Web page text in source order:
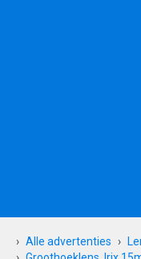
Alle advertenties